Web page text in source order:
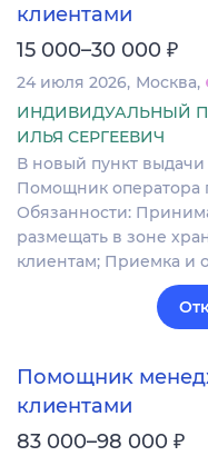
клиентами
15 000–30 000 ₽
24 июля 2026 Москва
ИНДИВИДУАЛЬНЫЙ
ИЛЬЯ СЕРГЕЕВИЧ
В новый пункт выдачи
Помощник оператора
Обязанности:
размещать в зоне
клиентам; Приемка и
Помощник
клиентами
83 000–98 000 ₽